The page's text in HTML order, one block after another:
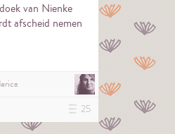
van Nienke
afscheid nemen
25